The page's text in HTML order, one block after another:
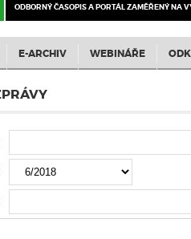
ODBORNÝ ČASOPIS A PORTÁL ZAMĚŘENÝ NA
E-ARCHIV WEBINÁŘE